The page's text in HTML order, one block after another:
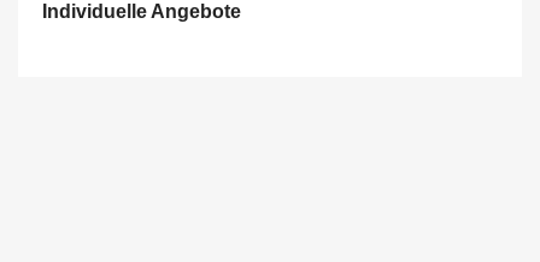
Individuelle Angebote